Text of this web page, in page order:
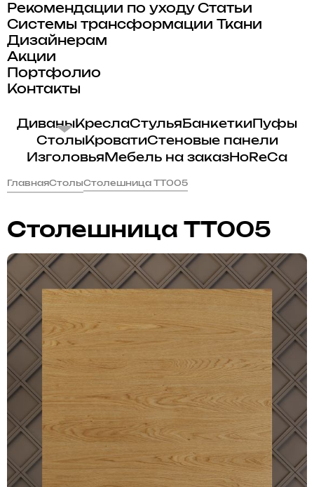
Рекомендации по уходу Статьи
Системы трансформации
Ткани
Дизайнерам
Акции
Портфолио
Контакты
ДиваныКреслаСтульяБанкеткиПуфы
СтолыКроватиСтеновые панели
Изголовья Мебель на заказHoReCa
ГлавнаяСтолыСтолешница TT005
Столешница TT005